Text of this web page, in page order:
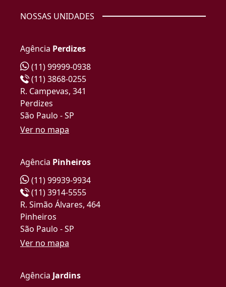
NOSSAS UNIDADES
Agência Perdizes
(11) 99999-0938
(11) 3868-0255
R. Campevas, 341
Perdizes
São Paulo - SP
Ver no mapa
Agência Pinheiros
(11) 99939-9934
(11) 3914-5555
R. Simão Álvares, 464
Pinheiros
São Paulo - SP
Ver no mapa
Agência Jardins